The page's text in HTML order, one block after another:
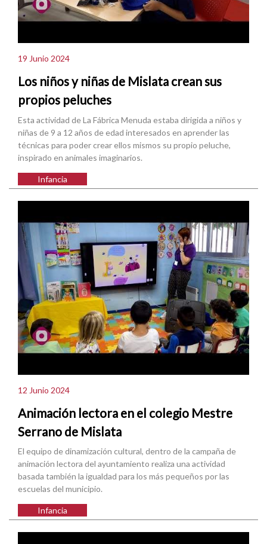
19 Junio 2024
Los niños y niñas de Mislata crean sus
propios peluches
Esta actividad de La Fábrica Menuda estaba dirigida a niños y
niñas de 9 a 12 años de edad interesados en aprender las
técnicas para poder crear ellos mismos su propio peluche,
inspirado en animales imaginarios.
Infancia
12 Junio 2024
Animación lectora en el colegio Mestre
Serrano de Mislata
El equipo de dinamización cultural, dentro de la campaña de
animación lectora del ayuntamiento realiza una actividad
basada también la igualdad para los más pequeños por las
escuelas del municipio.
Infancia